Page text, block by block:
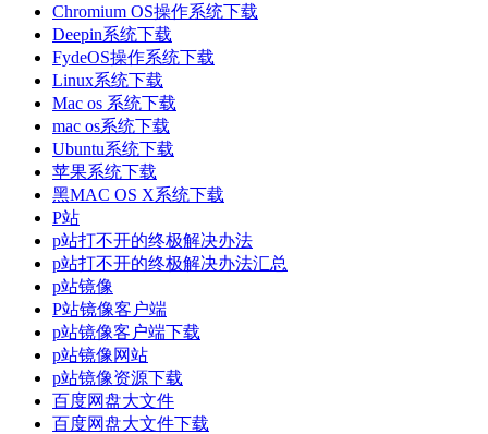
Chromium OS操作系统下载
Deepin系统下载
FydeOS操作系统下载
Linux系统下载
Mac os 系统下载
mac os系统下载
Ubuntu系统下载
苹果系统下载
黑MAC OS X系统下载
P站
p站打不开的终极解决办法
p站打不开的终极解决办法汇总
p站镜像
P站镜像客户端
p站镜像客户端下载
p站镜像网站
p站镜像资源下载
百度网盘大文件
百度网盘大文件下载